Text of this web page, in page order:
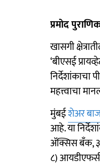
प्रमोद
खासगी
‘बीएसई
निर्देशांकाचा
महत्त्वाचा
मुंबईशेअर
आहे. या
ॲक्सिस बँक,
८)